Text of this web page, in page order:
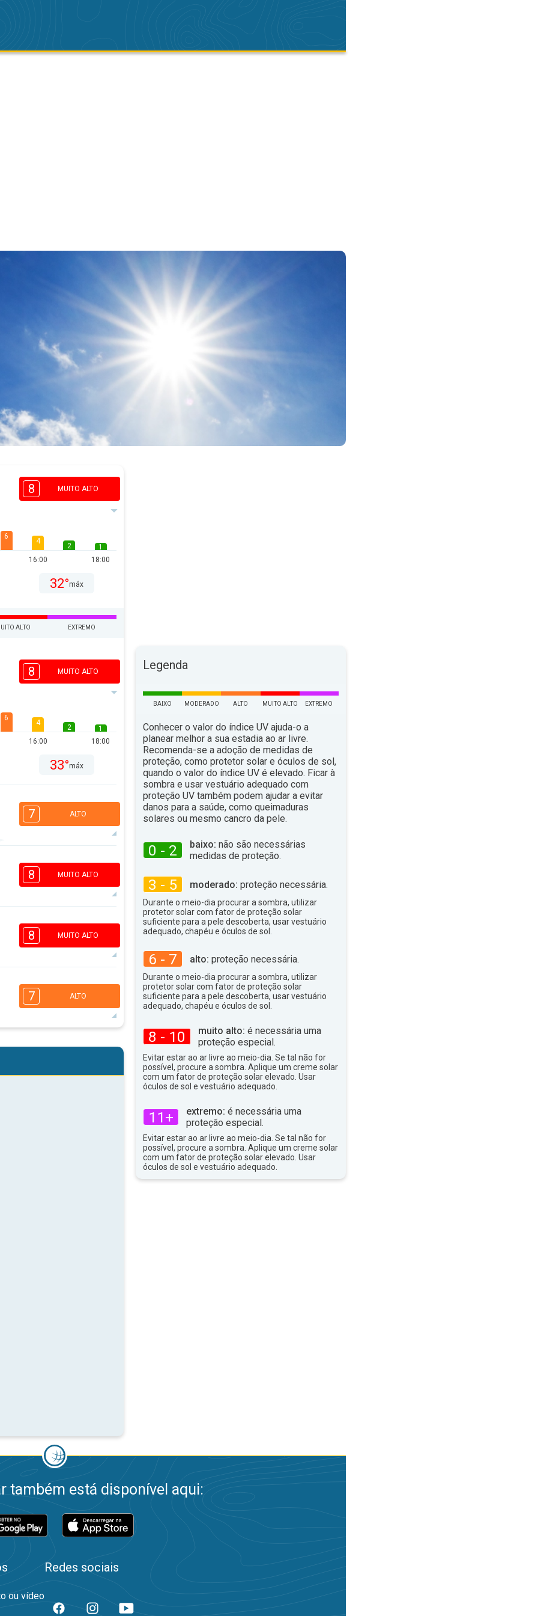
8 MUITO ALTO
6
4
16:00
2
1
18:00
32°máx
ALTO EXTREMO
8 MUITO ALTO
6
4
16:00
2
1
18:00
33°máx
7 ALTO
4
16:00
30°máx
8 MUITO ALTO
4
16:00
2
29°máx
8 MUITO ALTO
4
16:00
30°máx
7 ALTO
4
Legenda
BAIXO MODERADO ALTO MUITO ALTO EXTREMO
Conhecer o valor do índice UV ajuda-o a
planear melhor a sua estadia ao ar livre.
Recomenda-se a adoção de medidas de
proteção, como protetor solar e óculos de sol,
quando o valor do índice UV é elevado. Ficar à
sombra e usar vestuário adequado com
proteção UV também podem ajudar a evitar
danos para a saúde, como queimaduras
solares ou mesmo cancro da pele.
0 - 2 baixo: não são necessárias
medidas de proteção.
3 - 5 moderado: proteção necessária.
Durante o meio-dia procurar a sombra, utilizar
protetor solar com fator de proteção solar
suficiente para a pele descoberta, usar vestuário
adequado, chapéu e óculos de sol.
6 - 7 alto: proteção necessária.
Durante o meio-dia procurar a sombra, utilizar
protetor solar com fator de proteção solar
suficiente para a pele descoberta, usar vestuário
adequado, chapéu e óculos de sol.
8 - 10 muito alto: é necessária uma
proteção especial.
Evitar estar ao ar livre ao meio-dia. Se tal não for
possível, procure a sombra. Aplique um creme solar
com um fator de proteção solar elevado. Usar
óculos de sol e vestuário adequado.
11+ extremo: é necessária uma
proteção especial.
Evitar estar ao ar livre ao meio-dia. Se tal não for
possível, procure a sombra. Aplique um creme solar
com um fator de proteção solar elevado. Usar
óculos de sol e vestuário adequado.
também está disponível aqui:
ou vídeo
Redes sociais